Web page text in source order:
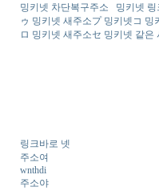
밍키넷 차단복구주소 밍키넷 링
ゥ 밍키넷 새주소プ 밍키넷コ
ロ 밍키넷 새주소セ 밍키넷 같은
링크바로 넷
주소여
wnthdi
주소야